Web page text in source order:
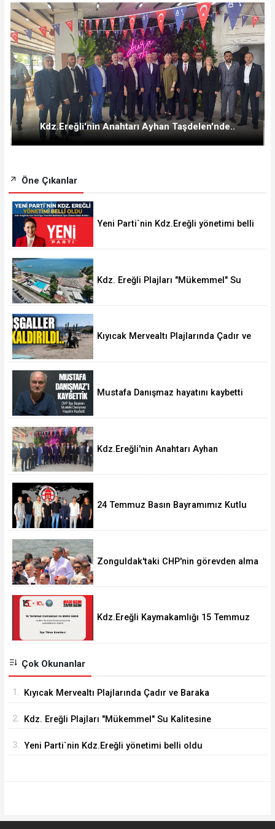
Kdz.Ereğli'nin Anahtarı Ayhan Taşdelen'nde..
Öne Çıkanlar
Yeni Parti`nin Kdz.Ereğli yönetimi belli
Kdz. Ereğli Plajları "Mükemmel" Su
Kıyıcak Mervealtı Plajlarında Çadır ve
Mustafa Danışmaz hayatını kaybetti
Kdz.Ereğli'nin Anahtarı Ayhan
24 Temmuz Basın Bayramımız Kutlu
Zonguldak'taki CHP'nin görevden alma
Kdz.Ereğli Kaymakamlığı 15 Temmuz
Çok Okunanlar
1. Kıyıcak Mervealtı Plajlarında Çadır ve Baraka
2. Kdz. Ereğli Plajları "Mükemmel" Su Kalitesine
3. Yeni Parti`nin Kdz.Ereğli yönetimi belli oldu